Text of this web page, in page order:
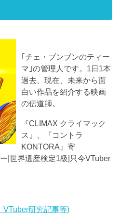
｢チェ・ブンブンのティー
マ｣の管理人です。1日1本
過去、現在、未来から面
白い作品を紹介する映画
の伝道師。
『CLIMAX クライマック
ス』、『コントラ
KONTORA』寄
|世界遺産検定1級|只今VTuber
VTuber研究記事等)